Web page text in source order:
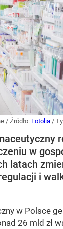
/ Źródło: Fotolia /
w
latach
i
w Polsce
26 mld zł